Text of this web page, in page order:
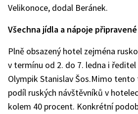
Velikonoce, dodal Beránek.
Všechna jídla a nápoje
Plně obsazený hotel zejména
v termínu od 2. do 7. ledna i
Olympik Stanislav Šos.Mimo
podíl ruských návštěvníků v
kolem 40 procent. Konkrétní